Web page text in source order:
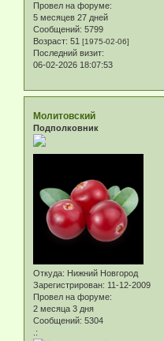
Провел на форуме:
5 месяцев 27 дней
Сообщений: 5799
Возраст: 51 [1975-02-06]
Последний визит:
06-02-2026 18:07:53
Молитовский
Подполковник
Откуда: Нижний Новгород
Зарегистрирован: 11-12-2009
Провел на форуме:
2 месяца 3 дня
Сообщений: 5304
.: